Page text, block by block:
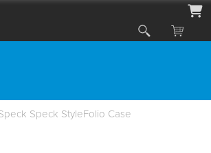
Speck StyleFolio Case